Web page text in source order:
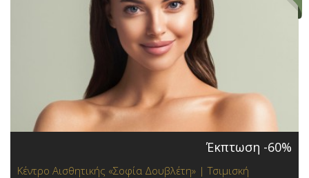
Έκπτωση -60%
Κέντρο Αισθητικής «Σοφία Δουβλέτη» | Τσιμισκή